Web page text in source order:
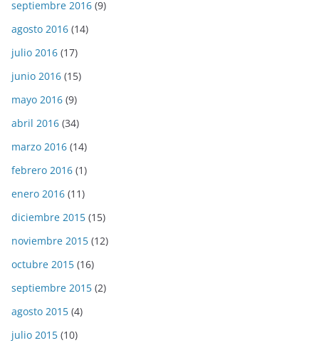
septiembre 2016 (9)
agosto 2016 (14)
julio 2016 (17)
junio 2016 (15)
mayo 2016 (9)
abril 2016 (34)
marzo 2016 (14)
febrero 2016 (1)
enero 2016 (11)
diciembre 2015 (15)
noviembre 2015 (12)
octubre 2015 (16)
septiembre 2015 (2)
agosto 2015 (4)
julio 2015 (10)